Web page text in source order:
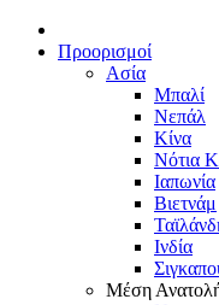
Προορισμοί
Ασία
Μπαλί
Νεπάλ
Κίνα
Νότια
Ιαπωνία
Βιετνάμ
Ινδία
Μέση